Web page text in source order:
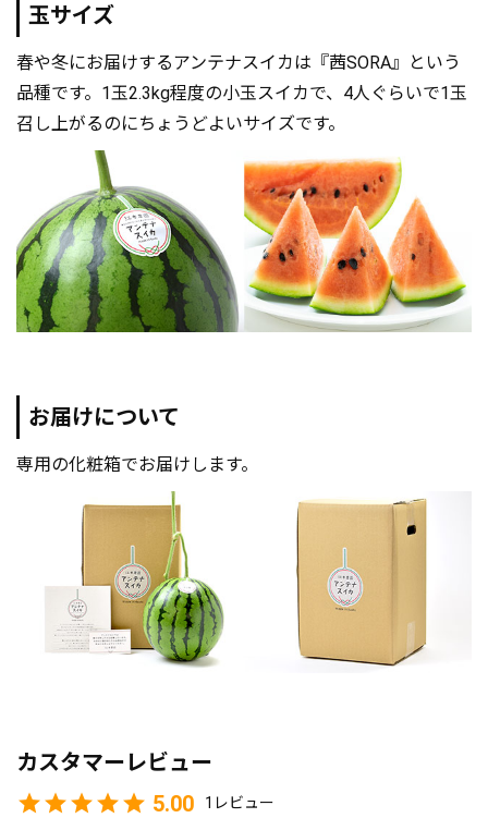
玉サイズ
春や冬にお届けするアンテナスイカは『茜SORA』という
品種です。1玉2.3kg程度の小玉スイカで、4人ぐらいで1玉
召し上がるのにちょうどよいサイズです。
お届けについて
専用の化粧箱でお届けします。
カスタマーレビュー
5.00
1